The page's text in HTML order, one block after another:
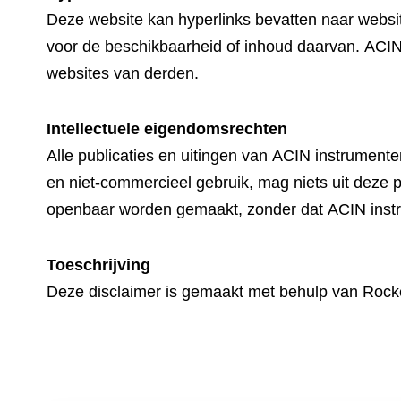
Deze website kan hyperlinks bevatten naar
voor de beschikbaarheid of inhoud daarvan.
websites van derden.
Intellectuele eigendomsrechten
Alle publicaties en uitingen van ACIN
en niet-commercieel gebruik, mag niets uit deze
openbaar worden gemaakt, zonder dat ACIN
Toeschrijving
Deze disclaimer is gemaakt met behulp van